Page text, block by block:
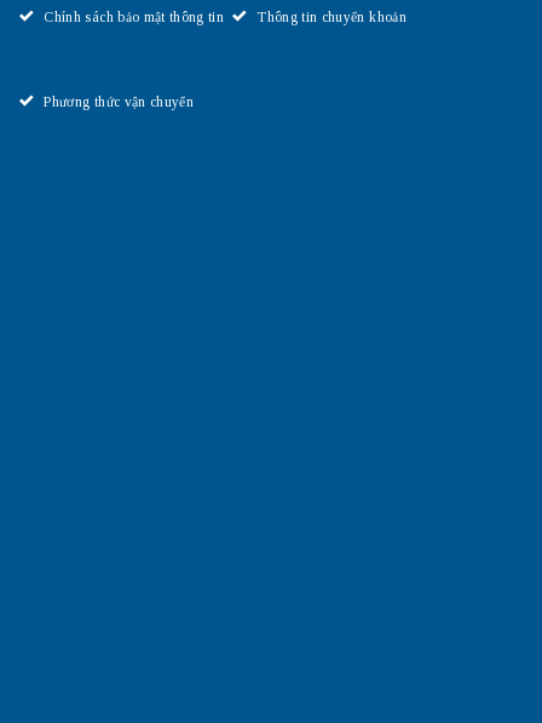
Chính sách bảo mật thông tin Thông tin chuyển khoản
Phương thức vận chuyển